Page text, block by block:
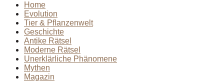
Home
Evolution
Tier & Pflanzenwelt
Geschichte
Antike Rätsel
Moderne Rätsel
Unerklärliche Phänomene
Mythen
Magazin